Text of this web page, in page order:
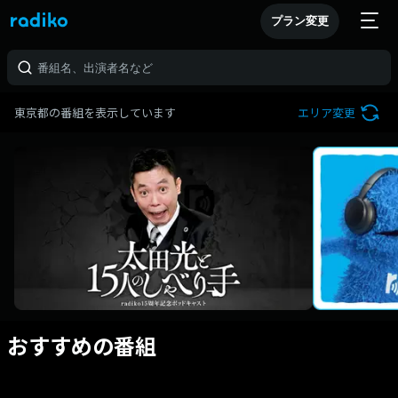
プラン変更
東京都の番組を表示しています エリア変更
おすすめの番組